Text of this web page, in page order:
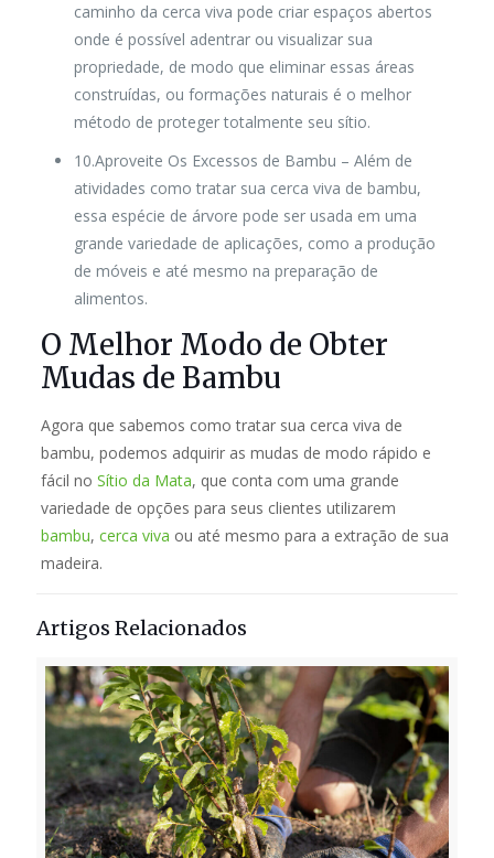
caminho da cerca viva pode criar espaços abertos
onde é possível adentrar ou visualizar sua
propriedade, de modo que eliminar essas áreas
construídas, ou formações naturais é o melhor
método de proteger totalmente seu sítio.
10.Aproveite Os Excessos de Bambu – Além de
atividades como tratar sua cerca viva de bambu,
essa espécie de árvore pode ser usada em uma
grande variedade de aplicações, como a produção
de móveis e até mesmo na preparação de
alimentos.
O Melhor Modo de Obter
Mudas de Bambu
Agora que sabemos como tratar sua cerca viva de
bambu, podemos adquirir as mudas de modo rápido e
fácil no Sítio da Mata, que conta com uma grande
variedade de opções para seus clientes utilizarem
bambu, cerca viva ou até mesmo para a extração de sua
madeira.
Artigos Relacionados